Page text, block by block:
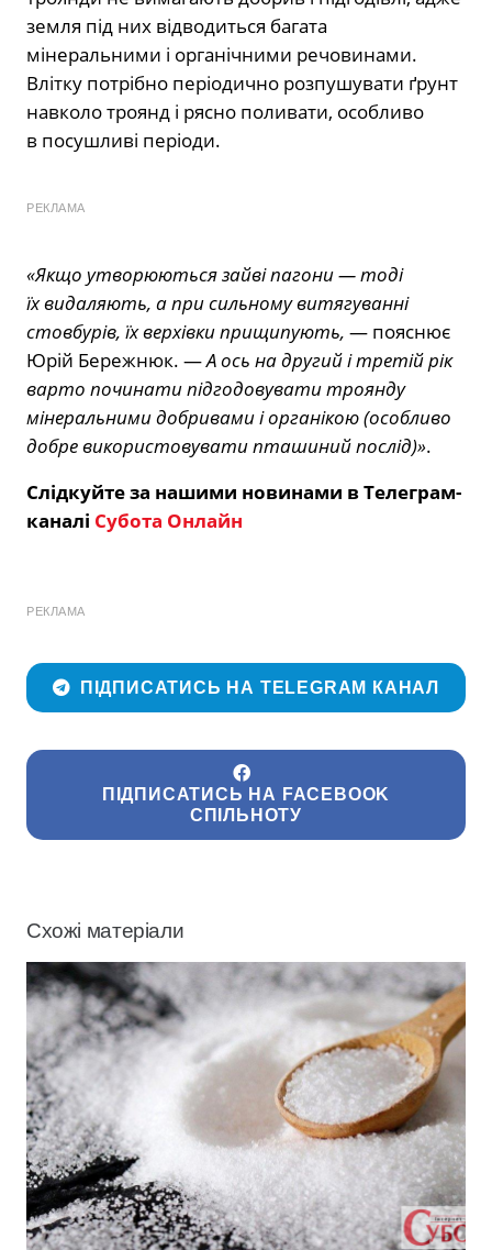
земля під них відводиться багата
мінеральними і органічними речовинами.
Влітку потрібно періодично розпушувати ґрунт
навколо троянд і рясно поливати, особливо
в посушливі періоди.
РЕКЛАМА
«Якщо утворюються зайві пагони — тоді
їх видаляють, а при сильному витягуванні
стовбурів, їх верхівки прищипують, — пояснює
Юрій Бережнюк. —А ось на другий і третій рік
варто починати підгодовувати троянду
мінеральними добривами і органікою (особливо
добре використовувати пташиний послід)».
Слідкуйте за нашими новинами в Телеграм-
каналі Субота Онлайн
РЕКЛАМА
ПІДПИСАТИСЬ НА TELEGRAM КАНАЛ
ПІДПИСАТИСЬ НА FACEBOOK
СПІЛЬНОТУ
Схожі матеріали